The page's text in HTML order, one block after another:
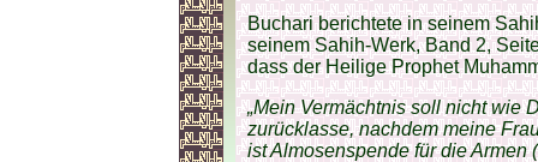
Buchari berichtete in seinem
seinem Sahih-Werk, Band 2,
dass der Heilige Prophet
„Mein Vermächtnis soll nicht wie
zurücklasse, nachdem meine
ist Almosenspende für die Armen